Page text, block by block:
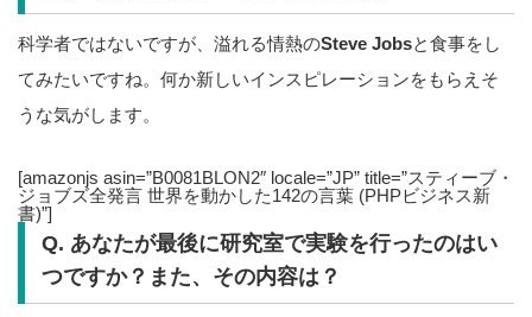
科学者ではないですが、溢れる情熱のSteve Jobsと食事をし
てみたいですね。何か新しいインスピレーションをもらえそ
うな気がします。
[amazonjs asin=”B0081BLON2″ locale=”JP” title=”スティーブ・
ジョブズ全発言 世界を動かした142の言葉 (PHPビジネス新
書)”]
Q. あなたが最後に研究室で実験を行ったのはい
つですか？また、その内容は？